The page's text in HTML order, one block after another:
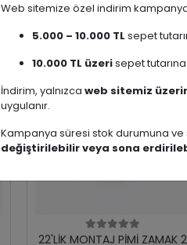
22'LİK MONTAJ PİMİ ZAMAK 2
Web sitemize özel indirim
5.000 – 10.000 TL sepet
10.000 TL üzerisepet tutarına
İndirim, yalnızca web sitemiz
uygulanır.
Kampanya süresi stok durumuna ve
değiştirilebilir veya sona